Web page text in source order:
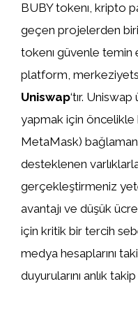
BUBY tokenı, kripto
geçen projelerden
tokenı güvenle temin
platform,
Uniswap‘tır.
yapmak için öncelikle
MetaMask)
desteklenen
gerçekleştirmeniz
avantajı ve düşük ücret
için kritik bir tercih
medya hesaplarını
duyurularını anlık